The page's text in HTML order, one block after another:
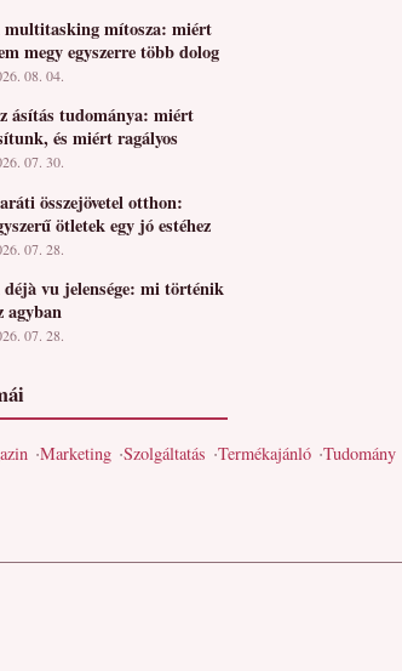
mítosza: miért
megy egyszerre több dolog
08. 04.
ásítás tudománya: miért
és miért ragályos
07. 30.
összejövetel otthon:
ötletek egy jó estéhez
07. 28.
vu jelensége: mi történik
agyban
07. 28.
Marketing Szolgáltatás Termékajánló Tudomány